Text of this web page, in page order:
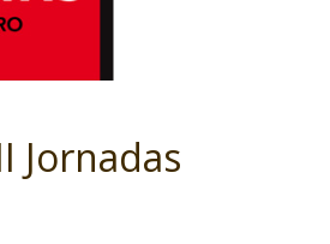
Jornadas